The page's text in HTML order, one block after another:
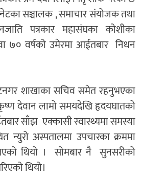
सञ्चालक , समाचार संयोजक तथा
पत्रकार महासंघका कोशीका
७० वर्षको उमेरमा आईतबार निधन
शाखाका सचिव समेत रहनुभएका
देवान लामो समयदेखि हृदयघातको
साँझ एक्कासी स्वास्थ्यमा समस्या
न्युरो अस्पतालमा उपचारका क्रममा
थियो । सोमबार नै सुनसरीको
थियो।